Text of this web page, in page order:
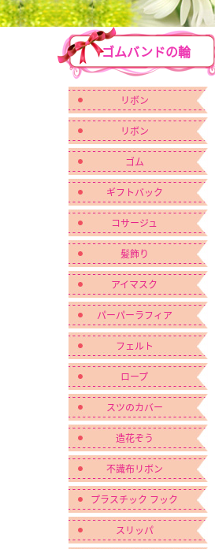
ゴムバンドの輪
リボン
リボン
ゴム
ギフトバック
コサージュ
髪飾り
アイマスク
パーパーラフィア
フェルト
ロープ
スツのカバー
造花ぞう
不識布リボン
プラスチック フック
スリッパ